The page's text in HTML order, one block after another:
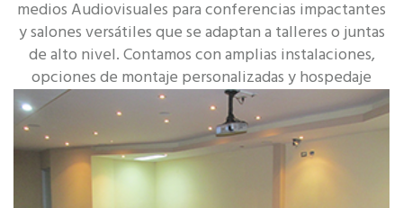
medios Audiovisuales para conferencias impactantes
y salones versátiles que se adaptan a talleres o juntas
de alto nivel. Contamos con amplias instalaciones,
opciones de montaje personalizadas y hospedaje